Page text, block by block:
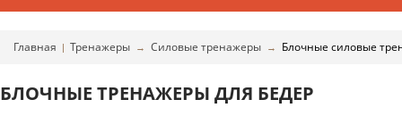
Главная | Тренажеры → Силовые тренажеры → Блочные силовые
БЛОЧНЫЕ ТРЕНАЖЕРЫ ДЛЯ БЕДЕР